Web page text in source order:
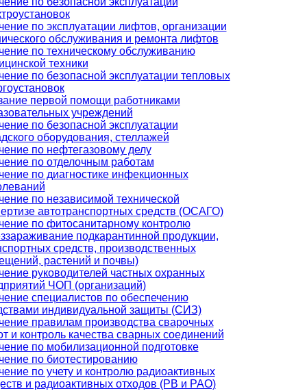
по эксплуатации лифтов, организации
обслуживания и ремонта лифтов
по техническому обслуживанию
техники
по безопасной эксплуатации тепловых
первой помощи работниками
учреждений
по безопасной эксплуатации
оборудования, стеллажей
по нефтегазовому делу
по отделочным работам
по диагностике инфекционных
по независимой технической
автотранспортных средств (ОСАГО)
по фитосанитарному контролю
подкарантинной продукции,
средств, производственных
растений и почвы)
руководителей частных охранных
ЧОП (организаций)
специалистов по обеспечению
индивидуальной защиты (СИЗ)
правилам производства сварочных
и контроль качества сварных соединений
по мобилизационной подготовке
по биотестированию
по учету и контролю радиоактивных
и радиоактивных отходов (РВ и РАО)